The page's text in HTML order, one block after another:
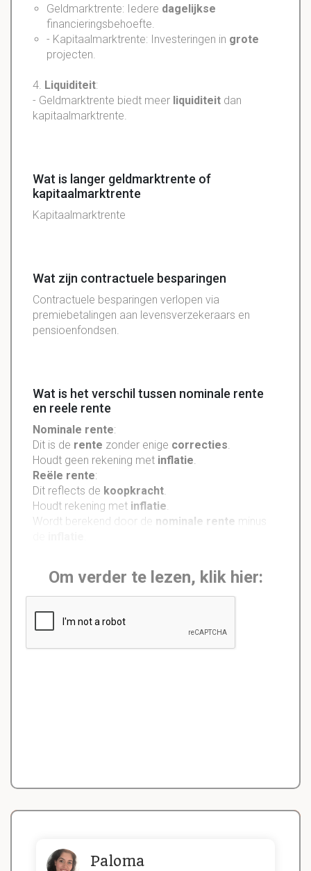
Geldmarktrente: Iedere dagelijkse
financieringsbehoefte.
- Kapitaalmarktrente: Investeringen in grote
projecten.
4. Liquiditeit:
- Geldmarktrente biedt meer liquiditeit dan
kapitaalmarktrente.
Wat is langer geldmarktrente of
kapitaalmarktrente
Kapitaalmarktrente
Wat zijn contractuele besparingen
Contractuele besparingen verlopen via
premiebetalingen aan levensverzekeraars en
pensioenfondsen.
Wat is het verschil tussen nominale rente
en reele rente
Nominale rente:
Dit is de rente zonder enige correcties.
Houdt geen rekening met inflatie.
Reële rente:
Dit reflects de koopkracht.
Houdt rekening met inflatie.
Wordt berekend door de nominale rente minus
Om verder te lezen, klik hier:
Paloma